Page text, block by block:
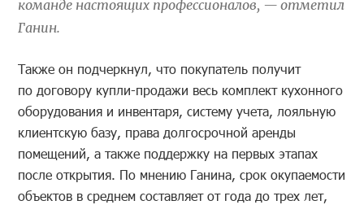
команде настоящих профессионалов, — отметил
Ганин.
Также он подчеркнул, что покупатель получит
по договору купли-продажи весь комплект кухонного
оборудования и инвентаря, систему учета, лояльную
клиентскую базу, права долгосрочной аренды
помещений, а также поддержку на первых этапах
после открытия. По мнению Ганина, срок окупаемости
объектов в среднем составляет от года до трех лет,